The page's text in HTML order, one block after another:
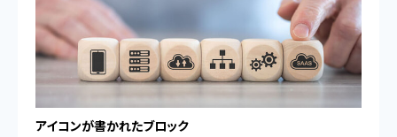
アイコンが書かれたブロック